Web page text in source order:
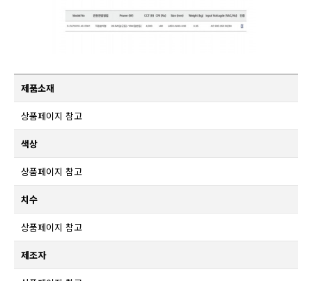
제품소재
상품페이지 참고
색상
상품페이지 참고
치수
상품페이지 참고
제조자